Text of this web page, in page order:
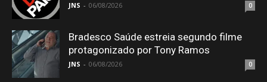
JNS - 06/08/2026 0
Bradesco Saúde estreia segundo filme
protagonizado por Tony Ramos
JNS - 06/08/2026 0